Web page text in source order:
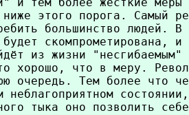
этого порога. Самый
большинство людей. В
скомпрометирована,
из жизни
хорошо, что в меру.
очередь. Тем более что
неблагоприятном
тыка оно позволить